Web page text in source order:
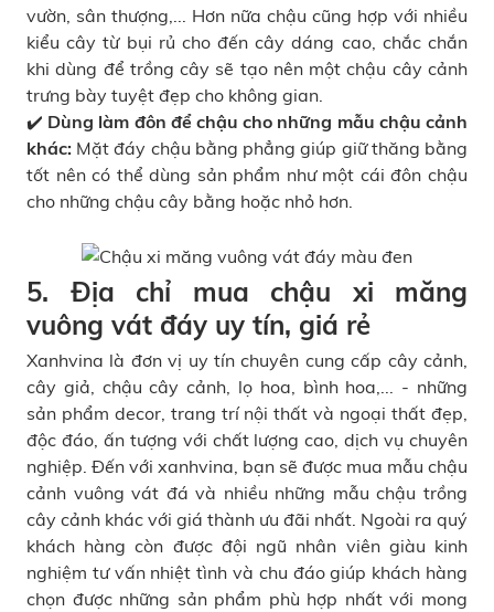
vườn, sân thượng,... Hơn nữa chậu cũng hợp với nhiều
kiểu cây từ bụi rủ cho đến cây dáng cao, chắc chắn
khi dùng để trồng cây sẽ tạo nên mộtchậu cây cảnh
trưng bày tuyệt đẹp cho không gian.
✔️ Dùng làm đôn để chậu cho những mẫu chậu cảnh
khác: Mặt đáy chậu bằng phẳng giúp giữ thăng bằng
tốt nên có thể dùng sản phẩm như một cái đôn chậu
cho những chậu cây bằng hoặc nhỏ hơn.
5. Địa chỉ mua chậu xi măng
vuông vát đáy uy tín, giá rẻ
Xanhvina là đơn vị uy tín chuyên cung cấp cây cảnh,
cây giả, chậu cây cảnh, lọ hoa, bình hoa,... - những
sản phẩm decor, trang trí nội thất và ngoại thất đẹp,
độc đáo, ấn tượng với chất lượng cao, dịch vụ chuyên
nghiệp. Đến với xanhvina, bạn sẽ được mua mẫu chậu
cảnh vuông vát đá và nhiều những mẫuchậu trồng
cây cảnh khác với giá thành ưu đãi nhất. Ngoài ra quý
khách hàng còn được đội ngũ nhân viên giàu kinh
nghiệm tư vấn nhiệt tình và chu đáo giúp khách hàng
chọn được những sản phẩm phù hợp nhất với mong